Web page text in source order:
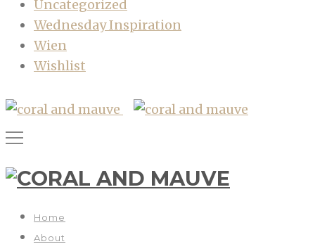
Uncategorized
Wednesday Inspiration
Wien
Wishlist
Home
About